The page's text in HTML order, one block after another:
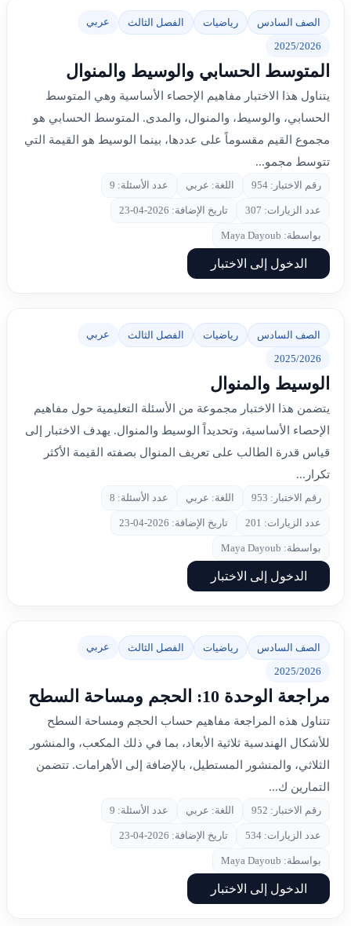
الصف السادس رياضيات الفصل الثالث عربي
2025/2026
المتوسط الحسابي والوسيط والمنوال
يتناول هذا الاختبار مفاهيم الإحصاء الأساسية وهي المتوسط
الحسابي، والوسيط، والمنوال، والمدى. المتوسط الحسابي هو
مجموع القيم مقسوماً على عددها، بينما الوسيط هو القيمة التي
تتوسط مجمو...
رقم الاختبار: 954 اللغة: عربي عدد الأسئلة: 9
عدد الزيارات: 307 تاريخ الإضافة: 2026-04-23
بواسطة: Maya Dayoub
الدخول إلى الاختبار
الصف السادس رياضيات الفصل الثالث عربي
2025/2026
الوسيط والمنوال
يتضمن هذا الاختبار مجموعة من الأسئلة التعليمية حول مفاهيم
الإحصاء الأساسية، وتحديداً الوسيط والمنوال. يهدف الاختبار إلى
قياس قدرة الطالب على تعريف المنوال بصفته القيمة الأكثر
تكرار...
رقم الاختبار: 953 اللغة: عربي عدد الأسئلة: 8
عدد الزيارات: 201 تاريخ الإضافة: 2026-04-23
بواسطة: Maya Dayoub
الدخول إلى الاختبار
الصف السادس رياضيات الفصل الثالث عربي
2025/2026
مراجعة الوحدة 10: الحجم ومساحة السطح
تتناول هذه المراجعة مفاهيم حساب الحجم ومساحة السطح
للأشكال الهندسية ثلاثية الأبعاد، بما في ذلك المكعب، والمنشور
الثلاثي، والمنشور المستطيل، بالإضافة إلى الأهرامات. تتضمن
التمارين ك...
رقم الاختبار: 952 اللغة: عربي عدد الأسئلة: 9
عدد الزيارات: 534 تاريخ الإضافة: 2026-04-23
بواسطة: Maya Dayoub
الدخول إلى الاختبار